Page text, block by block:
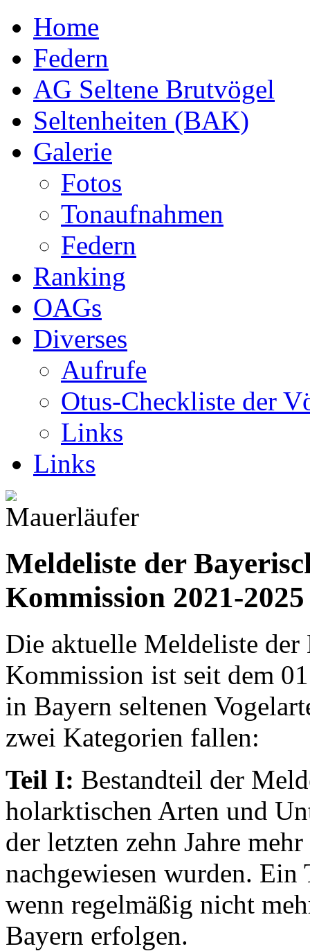
Home
Federn
AG Seltene Brutvögel
Seltenheiten (BAK)
Galerie
Fotos
Tonaufnahmen
Federn
Ranking
OAGs
Diverses
Aufrufe
Otus-Checkliste der
Links
Links
Meldeliste der
Kommission 2021-2025
Die aktuelle Meldeliste
Kommission ist seit dem
in Bayern seltenen
zwei Kategorien fallen:
Teil I: Bestandteil der
holarktischen Arten und
der letzten zehn Jahre
nachgewiesen wurden.
wenn regelmäßig nicht
Bayern erfolgen.